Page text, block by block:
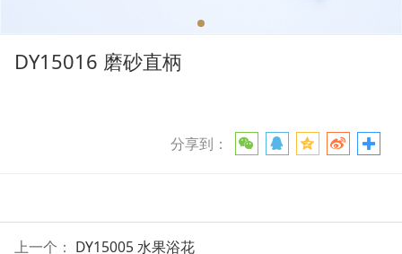
DY15016 磨砂直柄
分享到：
上一个： DY15005 水果浴花